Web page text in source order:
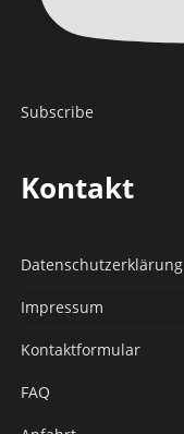
Subscribe
Kontakt
Datenschutz­erklärung
Impressum
Kontaktformular
FAQ